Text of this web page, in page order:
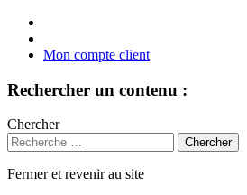
Mon compte client
Rechercher un contenu :
Chercher
Fermer et revenir au site